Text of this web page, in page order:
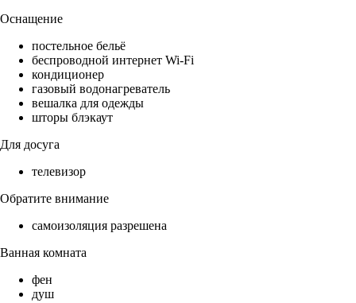
Оснащение
постельное бельё
беспроводной интернет Wi-Fi
кондиционер
газовый водонагреватель
вешалка для одежды
шторы блэкаут
Для досуга
телевизор
Обратите внимание
самоизоляция разрешена
Ванная комната
фен
душ